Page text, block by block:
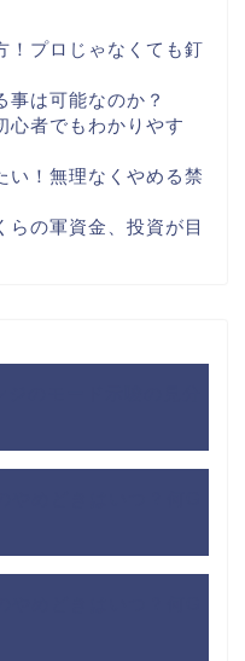
！プロじゃなくても釘
事は可能なのか？
心者でもわかりやす
い！無理なくやめる禁
らの軍資金、投資が目